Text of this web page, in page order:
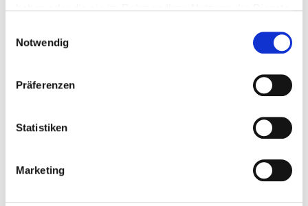
Notwendig
Präferenzen
Statistiken
Marketing